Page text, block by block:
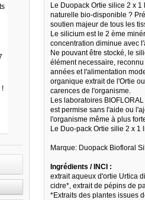
!
Le Duopack Ortie silice 2 x
naturelle bio-disponible ?
soutien majeur de tous les
Le silicium est le 2 ème
concentration diminue avec
Ne pouvant être stocké, le
élément necessaire,
années et l'alimentation
organique extrait de l'Ortie
carences de l'organisme.
Les laboratoires
est permise sans l'aide ou
l'organisme même à plus
Le Duo-pack Ortie silie 2 x 1
Marque: Duopack Biofloral
Ingrédients / INCI :
extrait aqueux d'ortie Urtica
cidre*, extrait de pépins de
*Extraits des plantes issues